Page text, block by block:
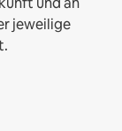
jeweilige